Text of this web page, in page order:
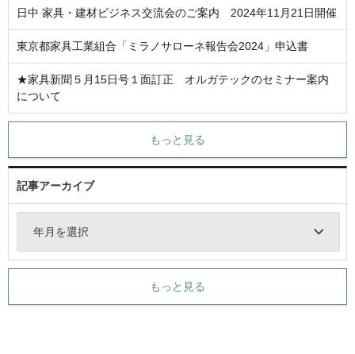
日中 家具・建材ビジネス交流会のご案内 2024年11月21日開催
東京都家具工業組合「ミラノサローネ報告会2024」申込書
★家具新聞５月15日号１面訂正 オルガテックのセミナー案内
について
もっと見る
記事アーカイブ
年月を選択
もっと見る